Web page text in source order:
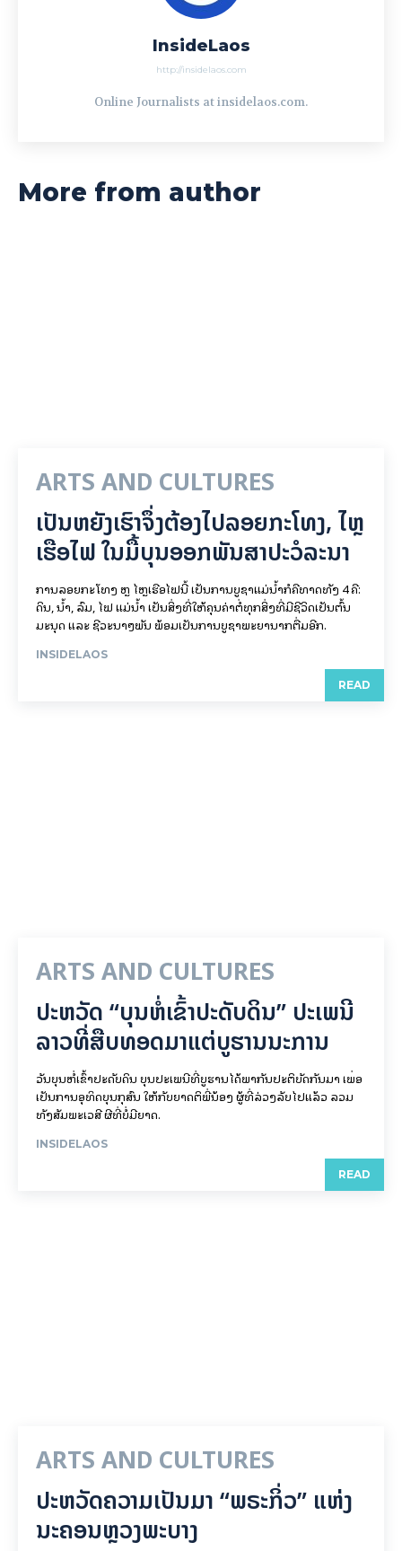
InsideLaos
http://insidelaos.com
Online Journalists at insidelaos.com.
More from author
ARTS AND CULTURES
ເປັນ​ຫຍັງ​ເຮົາ​ຈຶ່ງ​ຕ້ອງ​ໄປລອຍ​ກະ​ໂທງ, ໄຫຼ​
ເຮືອ​ໄຟ ໃນ​ມື້​​ບຸນ​ອອກ​ພັນ​ສາ​ປະ​ວໍ​ລະ​ນາ
ການລອຍ​ກະ​ໂທງ ຫຼື ໄຫຼເຮືອໄຟນີ້ ເປັນການບູຊາແມ່ນໍ້າກໍຄືທາດທັງ 4 ຄື:
ດິນ, ນໍ້າ, ລົມ, ໄຟ ແມ່ນໍ້າ ເປັນສິ່ງທີ່ໃຫ້ຄຸນຄ່າຕໍ່ທຸກສິ່ງທີ່ມີຊີວິດເປັນຕົ້ນ
ມະນຸດ ແລະ ຊີວະນາໆພັນ ພ້ອມເປັນການບູຊາພະຍານາກຕື່ມອີກ.
INSIDELAOS
READ
ARTS AND CULTURES
ປະຫວັດ “ບຸນຫໍ່ເຂົ້າປະດັບດິນ” ປະເພນີ
ລາວທີ່ສືບທອດມາແຕ່ບູຮານນະການ
ວັນບຸນຫໍ່ເຂົ້າປະດັບດິນ ບຸນປະເພນີທີ່ບູຮານໄດ້ພາກັນປະຕິບັດກັນມາ ເພື່ອ
ເປັນການອຸທິດບຸນກຸສົນ ໃຫ້ກັບຍາດຕິພີ່ນ້ອງ ຜູ້ທີ່ລ່ວງລັບໄປແລ້ວ ລວມ
ທັງສັມພະເວສີ ຜີທີ່ບໍ່ມີຍາດ.
INSIDELAOS
READ
ARTS AND CULTURES
ປະຫວັດຄວາມເປັນມາ “ພຣະກິ່ວ” ແຫ່ງ
ນະຄອນຫຼວງພະບາງ